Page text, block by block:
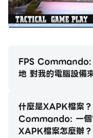
準備在現代射手競技
訝。庫存中有槍支升
賽中對恐怖分子釋放無
直到每個最後一個敵
略，通過恐怖戰場進
生存！當您在FPS遊
FPS Commando:
地 對我的電腦設備
什麼是XAPK檔案
Commando: 一個
XAPK檔案怎麼辦？